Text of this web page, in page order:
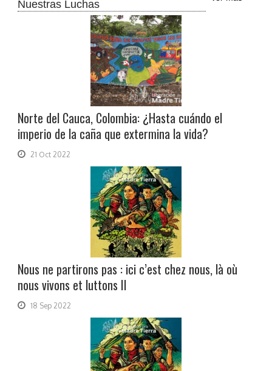
Nuestras Luchas
Norte del Cauca, Colombia: ¿Hasta cuándo el
imperio de la caña que extermina la vida?
21 Oct 2022
Nous ne partirons pas : ici c’est chez nous, là où
nous vivons et luttons II
18 Sep 2022